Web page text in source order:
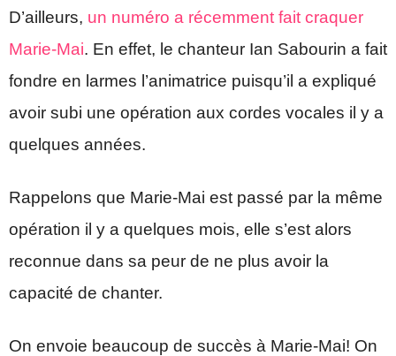
D’ailleurs, un numéro a récemment fait craquer
Marie-Mai. En effet, le chanteur Ian Sabourin a fait
fondre en larmes l’animatrice puisqu’il a expliqué
avoir subi une opération aux cordes vocales il y a
quelques années.
Rappelons que Marie-Mai est passé par la même
opération il y a quelques mois, elle s’est alors
reconnue dans sa peur de ne plus avoir la
capacité de chanter.
On envoie beaucoup de succès à Marie-Mai! On